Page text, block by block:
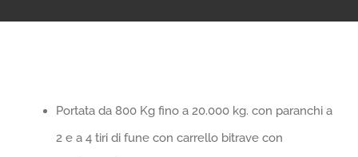
Portata da 800 Kg fino a 20.000 kg. con paranchi a
2 e a 4 tiri di fune con carrello bitrave con